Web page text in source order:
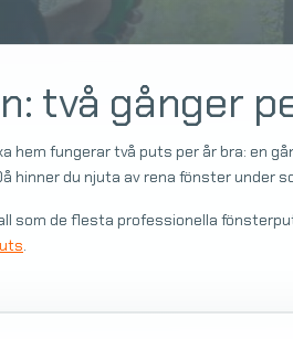
två gånger
hem fungerar två puts per år bra: en
hinner du njuta av rena fönster under
som de flesta professionella
.